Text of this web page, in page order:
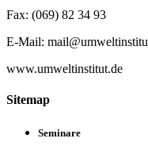
Fax: (069) 82 34 93
E-Mail:
www.umweltinstitut.de
Sitemap
Seminare